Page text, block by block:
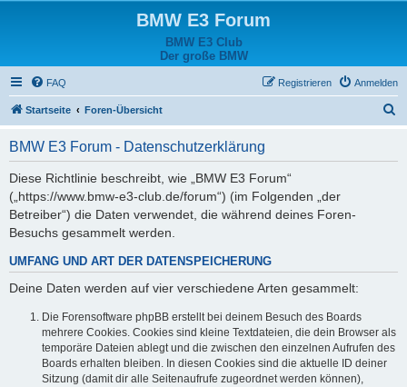
BMW E3 Forum
BMW E3 Club
Der große BMW
FAQ Anmelden
Registrieren
Startseite Foren-Übersicht
BMW E3 Forum - Datenschutzerklärung
Diese Richtlinie beschreibt, wie „BMW E3 Forum“
(„https://www.bmw-e3-club.de/forum“) (im Folgenden „der
Betreiber“) die Daten verwendet, die während deines Foren-
Besuchs gesammelt werden.
UMFANG UND ART DER DATENSPEICHERUNG
Deine Daten werden auf vier verschiedene Arten gesammelt:
Die Forensoftware phpBB erstellt bei deinem Besuch des Boards
mehrere Cookies. Cookies sind kleine Textdateien, die dein Browser als
temporäre Dateien ablegt und die zwischen den einzelnen Aufrufen des
Boards erhalten bleiben. In diesen Cookies sind die aktuelle ID deiner
Sitzung (damit dir alle Seitenaufrufe zugeordnet werden können),